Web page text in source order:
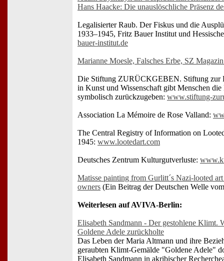
Hans Haacke: Die unauslöschliche Präsenz
Legalisierter Raub. Der Fiskus und die
1933–1945, Fritz Bauer Institut und
bauer-institut.de
Marianne Moesle, Falsches Erbe, SZ
Die Stiftung ZURÜCKGEBEN. Stiftung zur
in Kunst und Wissenschaft gibt Menschen
symbolisch zurückzugeben: www.stiftung-
Association La Mémoire de Rose Valland:
The Central Registry of Information on
1945: www.lootedart.com
Deutsches Zentrum Kulturgutverluste:
Matisse painting from Gurlitt´s Nazi-looted
owners (Ein Beitrag der Deutschen Welle
Weiterlesen auf AVIVA-Berlin:
Elisabeth Sandmann - Der gestohlene Klimt.
Goldene Adele zurückholte
Das Leben der Maria Altmann und ihre
geraubten Klimt-Gemälde "Goldene Adele"
Elisabeth Sandmann in akribischer